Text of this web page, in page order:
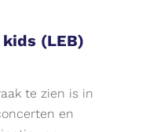
(LEB)
te zien is in
en